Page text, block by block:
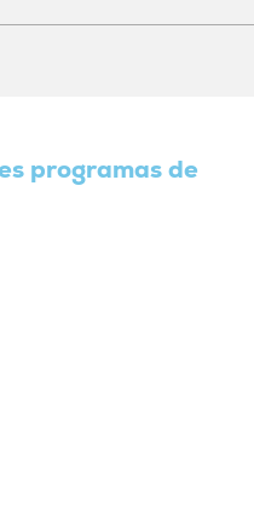
de Extração de
programas de